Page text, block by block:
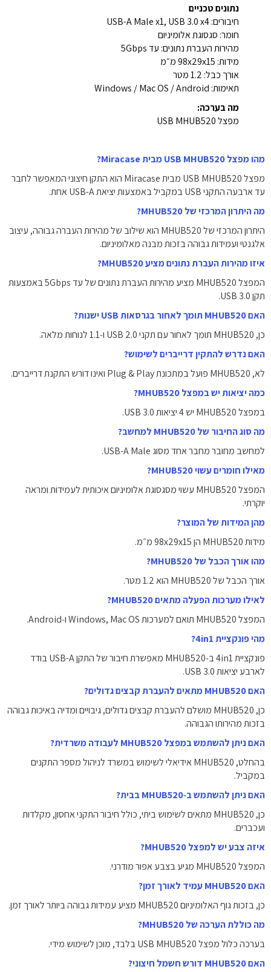
נתונים טכניים
חיבורים: USB-A Male x1, USB 3.0 x4
חומר: סגסוגת אלומיניום
מהירות העברת נתונים: עד 5Gbps
מידות: 98x29x15 מ״מ
אורך כבל: 1.2 מטר
תאימות: Windows / Mac OS / Android
מה בערכה:
מפצל USB MHUB520
מהו מפצל USB MHUB520 מבית Miracase?
מפצל USB MHUB520 מבית Miracase הוא התקן חיצוני המאפשר לחבר
עד ארבעה התקני USB במקביל באמצעות יציאת USB-A אחת.
מה היתרון המרכזי של MHUB520?
היתרון המרכזי של MHUB520 הוא שילוב של מהירות העברה גבוהה, עיצוב
אלגנטי ועמידות גבוהה בזכות מבנה מאלומיניום.
איזו מהירות העברת נתונים מציע MHUB520?
המפצל MHUB520 מציע מהירות העברת נתונים של עד 5Gbps באמצעות
תקן USB 3.0.
האם MHUB520 תומך לאחור בגרסאות USB ישנות?
כן, MHUB520 תומך לאחור עם תקני USB 2.0 ו‑1.1 לנוחות מלאה.
האם נדרש להתקין דרייברים לשימוש?
לא, MHUB520 פועל במתכונת Plug & Play ואינו דורש התקנת דרייברים.
כמה יציאות יש במפצל MHUB520?
במפצל MHUB520 יש 4 יציאות USB 3.0.
מה סוג החיבור של MHUB520 למחשב?
למחשב מחובר מחבר אחד מסוג USB-A Male.
מאילו חומרים עשוי MHUB520?
המפצל MHUB520 עשוי מסגסוגת אלומיניום איכותית לעמידות ומראה
יוקרתי.
מהן המידות של המוצר?
מידות MHUB520 הן ‎98x29x15‎ מ״מ.
מהו אורך הכבל של MHUB520?
אורך הכבל של MHUB520 הוא ‎1.2 מטר‎.
לאילו מערכות הפעלה מתאים MHUB520?
המפצל MHUB520 תואם למערכות Windows, Mac OS ו‑Android.
מהי פונקציית 4in1?
פונקציית 4in1 ב‑MHUB520 מאפשרת חיבור של התקן USB-A בודד
לארבע יציאות USB 3.0.
האם MHUB520 מתאים להעברת קבצים גדולים?
כן, MHUB520 מושלם להעברת קבצים גדולים, גיבויים ומדיה באיכות גבוהה
בזכות מהירותו הגבוהה.
האם ניתן להשתמש במפצל MHUB520 לעבודה משרדית?
בהחלט, MHUB520 אידיאלי לשימוש במשרד לניהול מספר התקנים
במקביל.
האם ניתן להשתמש ב‑MHUB520 בבית?
כן, MHUB520 מתאים לשימוש ביתי, כולל חיבור התקני אחסון, מקלדות
ועכברים.
איזה צבע יש למפצל MHUB520?
המפצל MHUB520 מגיע בצבע אפור מודרני.
האם MHUB520 עמיד לאורך זמן?
כן, בזכות גוף האלומיניום MHUB520 מציע עמידות גבוהה ביותר לאורך זמן.
מה כוללת הערכה של MHUB520?
בערכה כלול מפצל USB MHUB520 בלבד, מוכן לשימוש מידי.
האם MHUB520 דורש חשמל חיצוני?